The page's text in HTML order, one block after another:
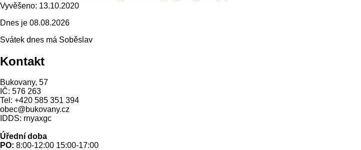
Vyvěšeno: 13.10.2020
Dnes je 08.08.2026
Svátek dnes má Soběslav
Kontakt
Bukovany, 57
IČ: 576 263
Tel: +420 585 351 394
obec@bukovany.cz
IDDS: rnyaxgc
Úřední doba
PO: 8:00-12:00 15:00-17:00